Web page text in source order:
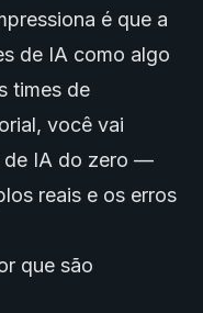
é que a
de IA como algo
times de
você vai
IA do zero —
reais e os erros
que são